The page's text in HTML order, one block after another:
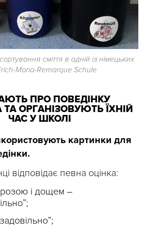
сміття в одній із німецьких
Maria-Remarque Schule
ПРО ПОВЕДІНКУ
ТА ОРГАНІЗОВУЮТЬ ЇХНІЙ
ЧАС У ШКОЛІ
картинки для
відповідає певна оцінка:
і дощем –